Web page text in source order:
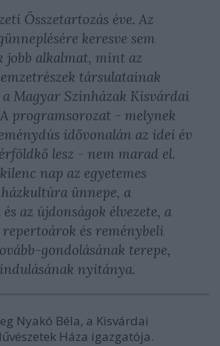
Összetartozás éve. Az
keresve sem
jobb alkalmat, mint az
társulatainak
Magyar Színházak Kisvárdai
programsorozat - melynek
idővonalán az idei év
lesz - nem marad el.
nap az egyetemes
ünnepe, a
az újdonságok élvezete, a
és reménybeli
gondolásának terepe,
nyitánya.
Nyakó Béla, a Kisvárdai
Háza igazgatója.